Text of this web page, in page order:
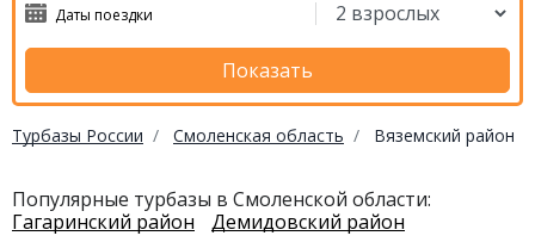
Показать
Турбазы России Смоленская область Вяземский район
Популярные турбазы в Смоленской области:
Гагаринский район
Демидовский район
Красноборский район
Онежский район
Северодвинск Устьянский район